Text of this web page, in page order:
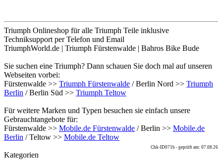
Triumph Onlineshop für alle Triumph Teile inklusive
Techniksupport per Telefon und Email
TriumphWorld.de | Triumph Fürstenwalde | Bahros Bike Bude
Sie suchen eine Triumph? Dann schauen Sie doch mal auf unseren
Webseiten vorbei:
Fürstenwalde >> Triumph Fürstenwalde / Berlin Nord >> Triumph
Berlin / Berlin Süd >> Triumph Teltow
Für weitere Marken und Typen besuchen sie einfach unsere
Gebrauchtangebote für:
Fürstenwalde >> Mobile.de Fürstenwalde / Berlin >> Mobile.de
Berlin / Teltow >> Mobile.de Teltow
Chk-ID071b - geprüft am: 07.08.26
Kategorien